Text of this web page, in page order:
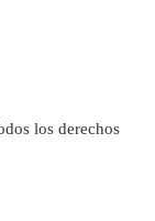
los derechos